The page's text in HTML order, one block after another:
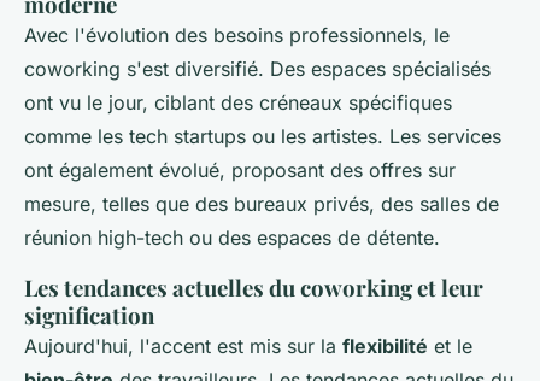
Avec l'évolution des besoins professionnels, le
coworking s'est diversifié. Des espaces spécialisés
ont vu le jour, ciblant des créneaux spécifiques
comme les tech startups ou les artistes. Les services
ont également évolué, proposant des offres sur
mesure, telles que des bureaux privés, des salles de
réunion high-tech ou des espaces de détente.
Les tendances actuelles du coworking et leur
signification
Aujourd'hui, l'accent est mis sur la flexibilité et le